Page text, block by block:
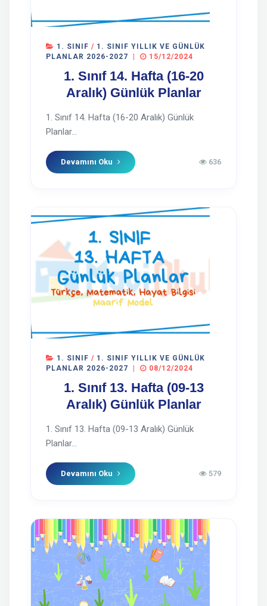
1. SINIF / 1. SINIF YILLIK VE GÜNLÜK
PLANLAR 2026-2027
15/12/2024
1. Sınıf 14. Hafta (16-20
Aralık) Günlük Planlar
1. Sınıf 14. Hafta (16-20 Aralık) Günlük
Planlar...
Devamını Oku 636
1. SINIF / 1. SINIF YILLIK VE GÜNLÜK
PLANLAR 2026-2027
08/12/2024
1. Sınıf 13. Hafta (09-13
Aralık) Günlük Planlar
1. Sınıf 13. Hafta (09-13 Aralık) Günlük
Planlar...
Devamını Oku 579